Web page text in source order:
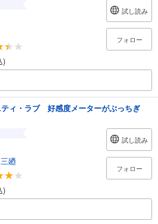
)
試し読み
フォロー
ティ・ラブ 好感度メーターがぶっちぎ
三廼
)
試し読み
フォロー